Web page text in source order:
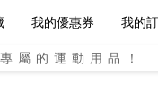
我的優惠券 我的
屬的運動用品！